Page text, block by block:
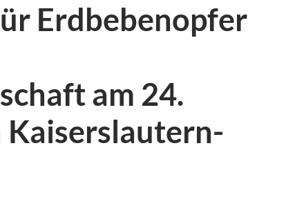
Erdbebenopfer
am 24.
Kaiserslautern-